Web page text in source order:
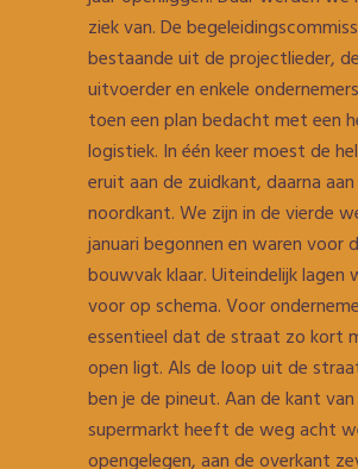
ziek van. De
bestaande uit de projectlieder, de
uitvoerder en enkele
toen een plan bedacht met een
logistiek. In één keer moest de
eruit aan de zuidkant, daarna
noordkant. We zijn in de vierde
januari begonnen en waren voor
bouwvak klaar. Uiteindelijk lagen
voor op schema. Voor
essentieel dat de straat zo kort
open ligt. Als de loop uit de
ben je de pineut. Aan de kant
supermarkt heeft de weg acht
opengelegen, aan de overkant